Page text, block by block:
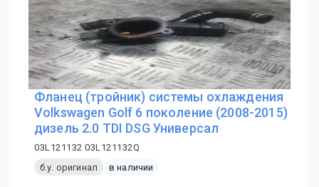
Фланец (тройник) системы охлаждения
Volkswagen Golf 6 поколение (2008-2015)
дизель 2.0 TDI DSG Универсал
03L121132 03L121132Q
б.у. оригинал
в наличии